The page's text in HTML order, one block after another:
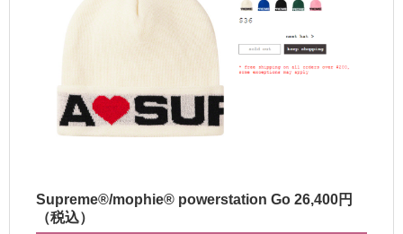
Supreme®/mophie® powerstation Go 26,400円
（税込）